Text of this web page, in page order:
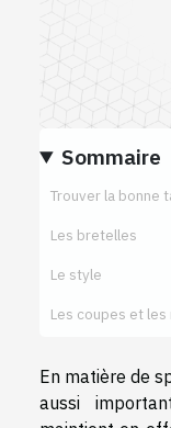
Sommaire
Trouver la bonne
Les bretelles
Le style
Les coupes et
En matière de
aussi